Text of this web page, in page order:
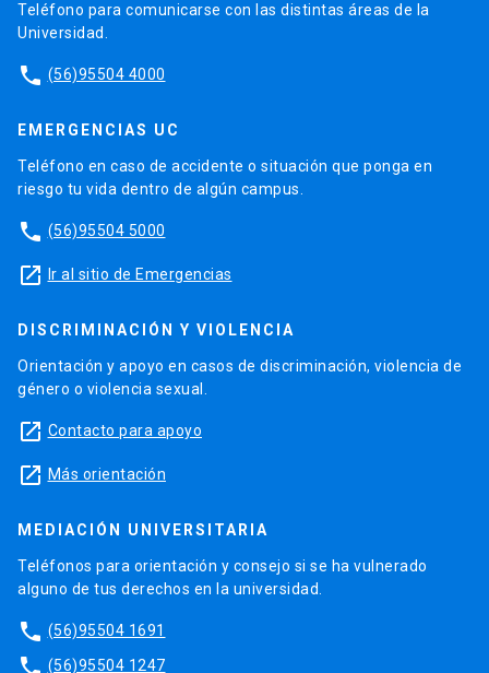
Teléfono para comunicarse con las distintas áreas de la
Universidad.
phone (56)95504 4000
EMERGENCIAS UC
Teléfono en caso de accidente o situación que ponga en
riesgo tu vida dentro de algún campus.
phone (56)95504 5000
launch Ir al sitio de Emergencias
DISCRIMINACIÓN Y VIOLENCIA
Orientación y apoyo en casos de discriminación, violencia de
género o violencia sexual.
launch Contacto para apoyo
launch Más orientación
MEDIACIÓN UNIVERSITARIA
Teléfonos para orientación y consejo si se ha vulnerado
alguno de tus derechos en la universidad.
phone (56)95504 1691
phone (56)95504 1247